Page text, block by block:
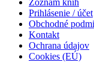
Zoznam kníh
Prihlásenie / účet
Obchodné
Kontakt
Ochrana údajov
Cookies (EÚ)